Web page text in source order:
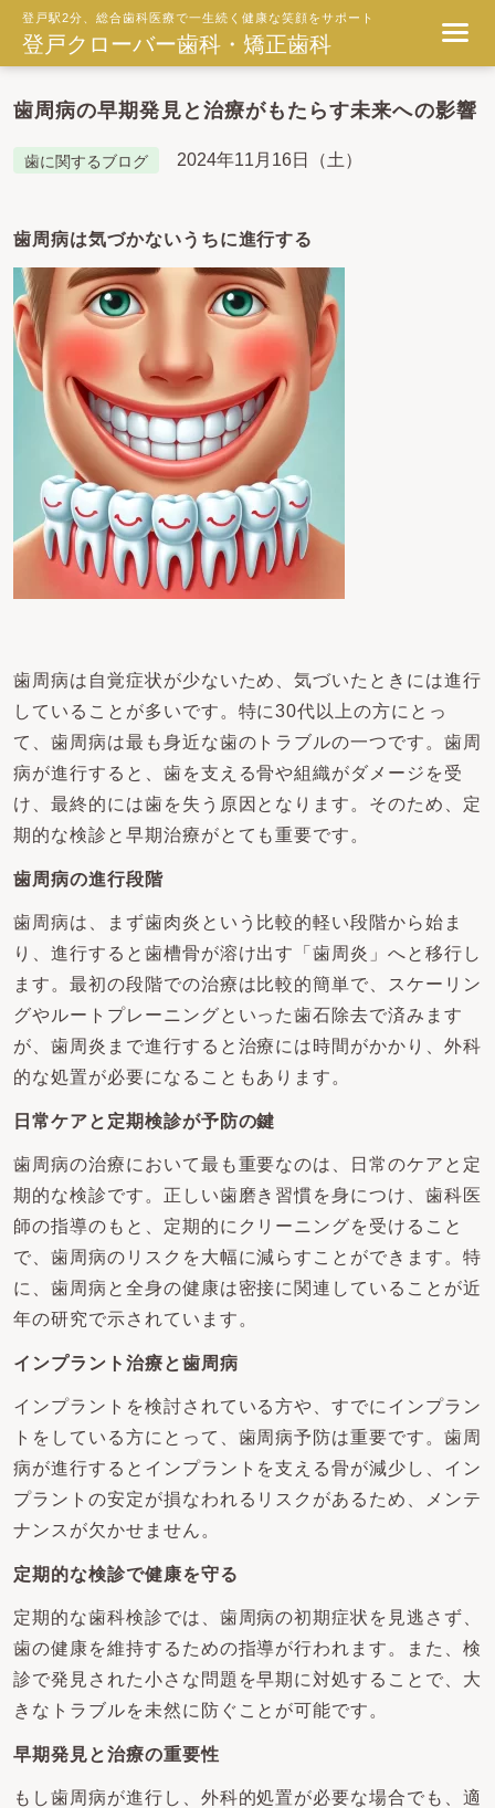
登戸駅2分、総合歯科医療で一生続く健康な笑顔をサポート
登戸クローバー歯科・矯正歯科
歯周病の早期発見と治療がもたらす未来への影響
歯に関するブログ 2024年11月16日（土）
歯周病は気づかないうちに進行する
歯周病は自覚症状が少ないため、気づいたときには進行
していることが多いです。特に30代以上の方にとっ
て、歯周病は最も身近な歯のトラブルの一つです。歯周
病が進行すると、歯を支える骨や組織がダメージを受
け、最終的には歯を失う原因となります。そのため、定
期的な検診と早期治療がとても重要です。
歯周病の進行段階
歯周病は、まず歯肉炎という比較的軽い段階から始ま
り、進行すると歯槽骨が溶け出す「歯周炎」へと移行し
ます。最初の段階での治療は比較的簡単で、スケーリン
グやルートプレーニングといった歯石除去で済みます
が、歯周炎まで進行すると治療には時間がかかり、外科
的な処置が必要になることもあります。
日常ケアと定期検診が予防の鍵
歯周病の治療において最も重要なのは、日常のケアと定
期的な検診です。正しい歯磨き習慣を身につけ、歯科医
師の指導のもと、定期的にクリーニングを受けること
で、歯周病のリスクを大幅に減らすことができます。特
に、歯周病と全身の健康は密接に関連していることが近
年の研究で示されています。
インプラント治療と歯周病
インプラントを検討されている方や、すでにインプラン
トをしている方にとって、歯周病予防は重要です。歯周
病が進行するとインプラントを支える骨が減少し、イン
プラントの安定が損なわれるリスクがあるため、メンテ
ナンスが欠かせません。
定期的な検診で健康を守る
定期的な歯科検診では、歯周病の初期症状を見逃さず、
歯の健康を維持するための指導が行われます。また、検
診で発見された小さな問題を早期に対処することで、大
きなトラブルを未然に防ぐことが可能です。
早期発見と治療の重要性
もし歯周病が進行し、外科的処置が必要な場合でも、適